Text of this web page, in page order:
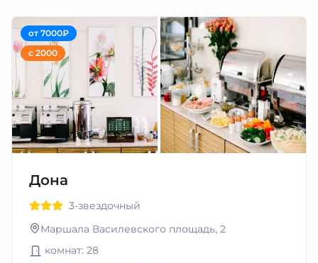
от 7000₽
с 2000
Дона
3-звездочный
Маршала Василевского площадь, 2
комнат: 28